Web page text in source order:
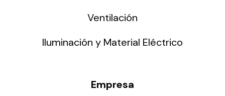
Ventilación
Iluminación y Material Eléctrico
Empresa